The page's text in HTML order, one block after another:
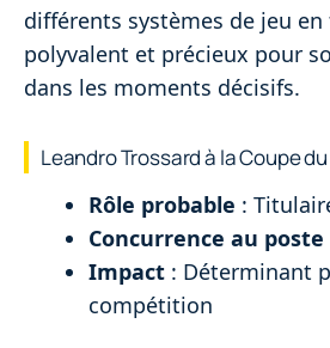
différents systèmes de jeu
polyvalent et précieux pour
dans les moments décisifs.
Leandro Trossard à la Coupe
Rôle probable :
Concurrence au poste
Impact : Déterminant
compétition